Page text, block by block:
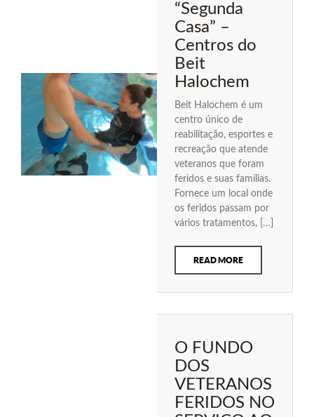
“Segunda
Casa” –
Centros do
Beit
Halochem
Beit Halochem é um
centro único de
reabilitação, esportes e
recreação que atende
veteranos que foram
feridos e suas famílias.
Fornece um local onde
os feridos passam por
vários tratamentos, […]
READ MORE
O FUNDO
DOS
VETERANOS
FERIDOS NO